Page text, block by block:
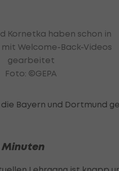
Kornetka haben schon in
Welcome-Back-Videos
gearbeitet
Foto: ©GEPA
Bayern und Dortmund
Minuten